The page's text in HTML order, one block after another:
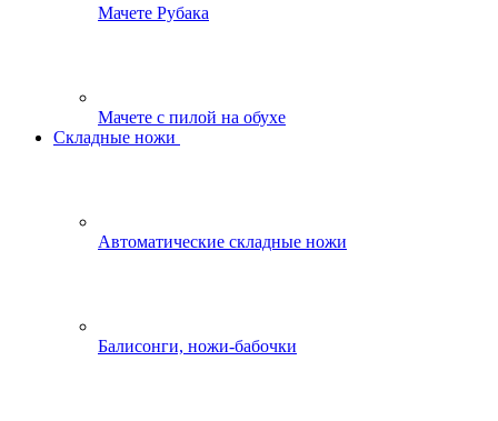
Мачете Рубака
Мачете с пилой на обухе
Складные ножи
Автоматические складные ножи
Балисонги, ножи-бабочки